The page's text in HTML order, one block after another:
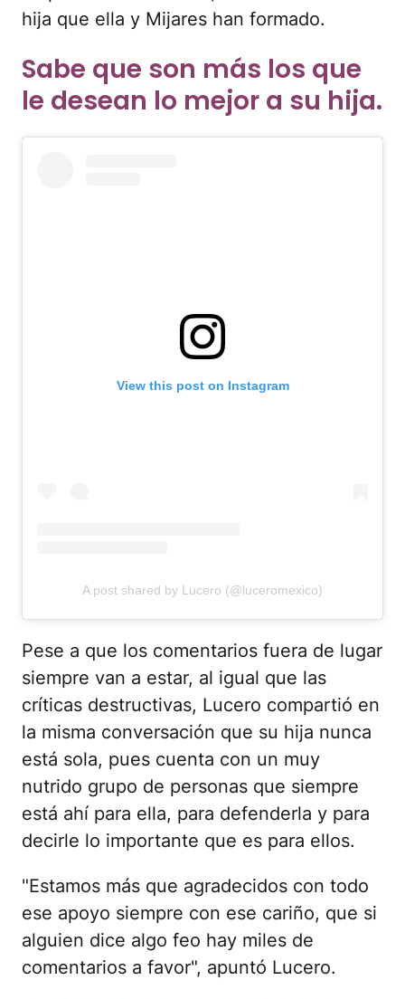
hija que ella y Mijares han formado.
Sabe que son más los que
le desean lo mejor a su hija.
View this post on Instagram
A post shared by Lucero (@luceromexico)
Pese a que los comentarios fuera de lugar
siempre van a estar, al igual que las
críticas destructivas, Lucero compartió en
la misma conversación que su hija nunca
está sola, pues cuenta con un muy
nutrido grupo de personas que siempre
está ahí para ella, para defenderla y para
decirle lo importante que es para ellos.
"Estamos más que agradecidos con todo
ese apoyo siempre con ese cariño, que si
alguien dice algo feo hay miles de
comentarios a favor", apuntó Lucero.